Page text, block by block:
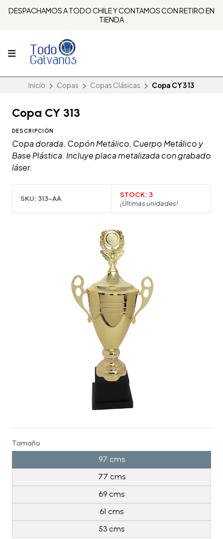
DESPACHAMOS A TODO CHILE Y CONTAMOS CON RETIRO EN
TIENDA
Inicio Copas Copas Clásicas Copa CY 313
Copa CY 313
DESCRIPCIÓN
Copa dorada. Copón Metálico, Cuerpo Metálico y
Base Plástica. Incluye placa metalizada con grabado
láser.
SKU: 313-AA STOCK: 3
¡Últimas unidades!
Tamaño
97 cms
77 cms
69 cms
61 cms
53 cms